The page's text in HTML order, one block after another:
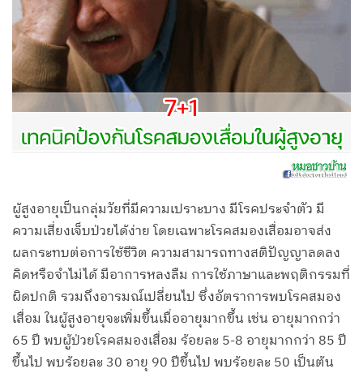
ผู้สูงอายุเป็นกลุ่มวัยที่มีความเปราะบาง มีโรคประจำตัว มี
ความเสี่ยงเจ็บป่วยได้ง่าย โดยเฉพาะโรคสมองเสื่อมอาจส่ง
ผลกระทบต่อการใช้ชีวิต ความสามารถทางสติปัญญาลดลง
คิดหรือจำไม่ได้ มีอาการหลงลืม การใช้ภาษาและพฤติกรรมที่
ผิดปกติ รวมถึงอารมณ์เปลี่ยนไป ซึ่งอัตราการพบโรคสมอง
เสื่อม ในผู้สูงอายุจะเพิ่มขึ้นเมื่ออายุมากขึ้น เช่น อายุมากกว่า
65 ปี พบผู้ป่วยโรคสมองเสื่อม ร้อยละ 5-8 อายุมากกว่า 85 ปี
ขึ้นไป พบร้อยละ 30 อายุ 90 ปีขึ้นไป พบร้อยละ 50 เป็นต้น